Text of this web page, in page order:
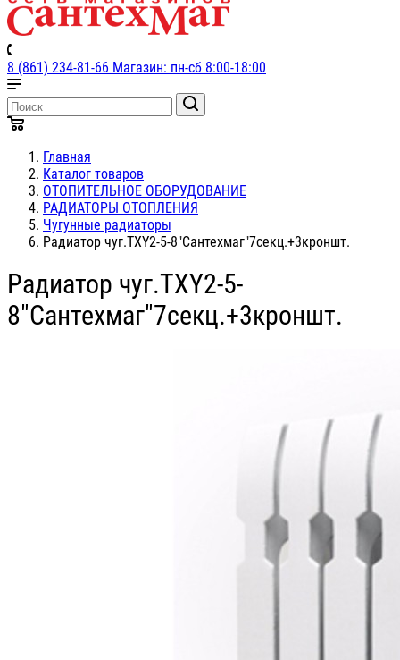
8 (861) 234-81-66 Магазин: пн-сб 8:00-18:00
Главная
Каталог товаров
ОТОПИТЕЛЬНОЕ ОБОРУДОВАНИЕ
РАДИАТОРЫ ОТОПЛЕНИЯ
Чугунные радиаторы
Радиатор чуг.TXY2-5-8"Сантехмаг"7секц.+3кроншт.
Радиатор чуг.TXY2-5-
8"Сантехмаг"7секц.+3кроншт.